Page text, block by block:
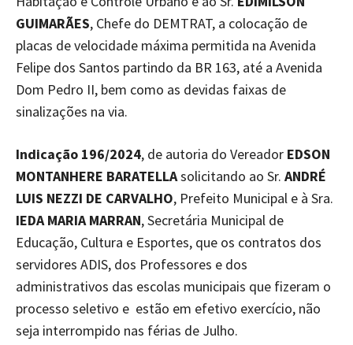
GUIMARÃES, Chefe do DEMTRAT, a colocação de
placas de velocidade máxima permitida na Avenida
Felipe dos Santos partindo da BR 163, até a Avenida
Dom Pedro II, bem como as devidas faixas de
sinalizações na via.
Indicação 196/2024, de autoria do Vereador EDSON
MONTANHERE BARATELLAsolicitando ao Sr. ANDRÉ
LUIS NEZZI DE CARVALHO, Prefeito Municipal e à Sra.
IEDA MARIA MARRAN, Secretária Municipal de
Educação, Cultura e Esportes, que os contratos dos
servidores ADIS, dos Professores e dos
administrativos das escolas municipais que fizeram o
processo seletivo e estão em efetivo exercício, não
seja interrompido nas férias de Julho.